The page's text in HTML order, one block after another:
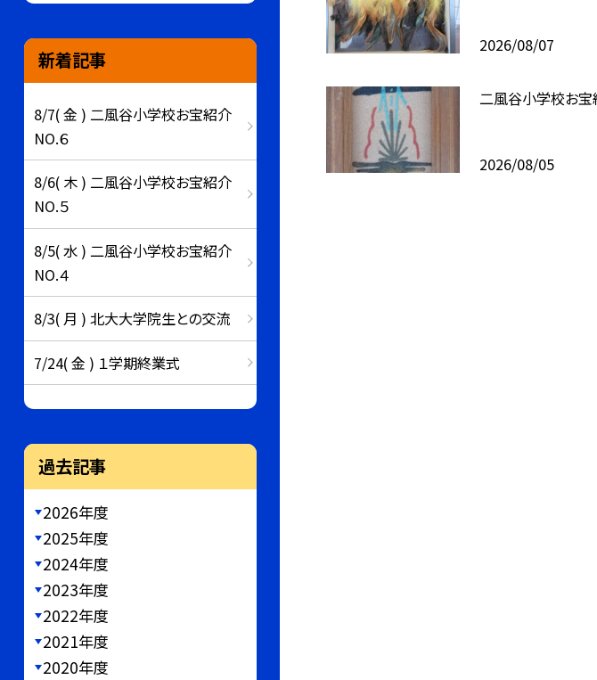
2026/08/07
二風谷小学校お宝
2026/08/05
新着記事
8/7( 金 ) 二風谷小学校お宝紹介
NO.６
8/6( 木 ) 二風谷小学校お宝紹介
NO.５
8/5( 水 ) 二風谷小学校お宝紹介
NO.４
8/3( 月 ) 北大大学院生との交流
7/24( 金 ) １学期終業式
過去記事
2026年度
2025年度
2024年度
2023年度
2022年度
2021年度
2020年度